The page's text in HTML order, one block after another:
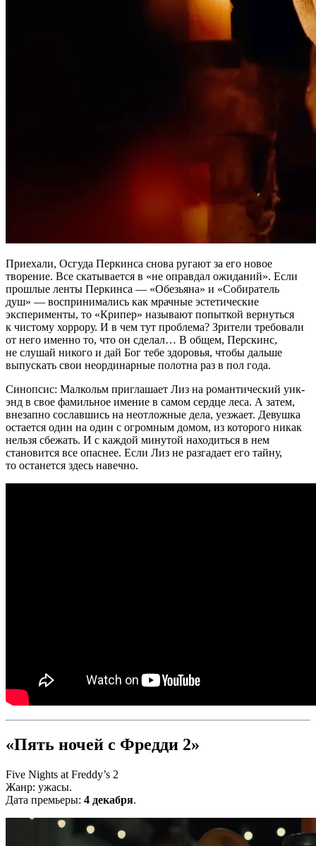
Приехали, Осгуда Перкинса снова ругают за его новое
творение. Все скатывается в «не оправдал ожиданий». Если
прошлые ленты Перкинса — «Обезьяна» и «Собиратель
душ» — воспринимались как мрачные эстетические
эксперименты, то «Крипер» называют попыткой вернуться
к чистому хоррору. И в чем тут проблема? Зрители требовали
от него именно то, что он сделал… В общем, Перскинс,
не слушай никого и дай Бог тебе здоровья, чтобы дальше
выпускать свои неординарные полотна раз в пол года.
Синопсис: Малкольм приглашает Лиз на романтический уик-
энд в свое фамильное имение в самом сердце леса. А затем,
внезапно сославшись на неотложные дела, уезжает. Девушка
остается один на один с огромным домом, из которого никак
нельзя сбежать. И с каждой минутой находиться в нем
становится все опаснее. Если Лиз не разгадает его тайну,
то останется здесь навечно.
«Пять ночей с Фредди 2»
Five Nights at Freddy’s 2
Жанр: ужасы.
Дата премьеры: 4 декабря.